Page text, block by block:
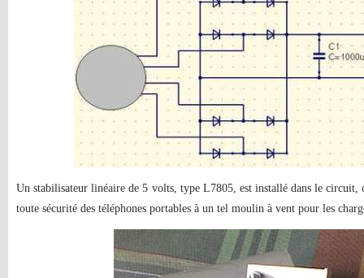
Un stabilisateur linéaire de 5 volts, type L7805, est installé dans le circuit,
toute sécurité des téléphones portables à un tel moulin à vent pour les